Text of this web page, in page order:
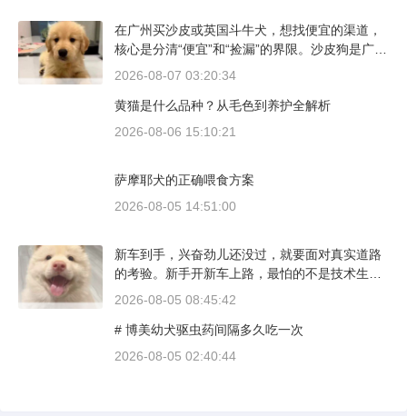
在广州买沙皮或英国斗牛犬，想找便宜的渠道，
核心是分清“便宜”和“捡漏”的界限。沙皮狗是广东
本地犬种，价格比北方城市有优势；英国斗牛犬
方和真实价格区间。
2026-08-07 03:20:34
黄猫是什么品种？从毛色到养护全解析
2026-08-06 15:10:21
萨摩耶犬的正确喂食方案
2026-08-05 14:51:00
新车到手，兴奋劲儿还没过，就要面对真实道路
的考验。新手开新车上路，最怕的不是技术生
疏，而是对车况和路况的双重陌生。磨合期内，
不超过100公里，这不是老司机的保守，而是活
塞和气缸壁需要时间完成精细贴合。多数车型说
2026-08-05 08:45:42
# 博美幼犬驱虫药间隔多久吃一次
2026-08-05 02:40:44